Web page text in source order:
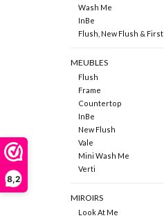
8,2
Wash Me
InBe
Flush, New Flush & First
MEUBLES
Flush
Frame
Countertop
InBe
New Flush
Vale
Mini Wash Me
Verti
MIROIRS
Look At Me